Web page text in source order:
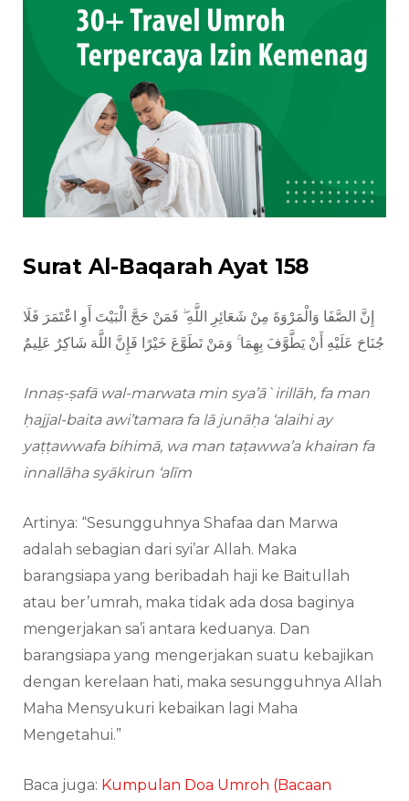
Surat Al-Baqarah Ayat 158
إِنَّ الصَّفَا وَالْمَرْوَةَ مِنْ شَعَائِرِ اللَّهِ ۖ فَمَنْ حَجَّ الْبَيْتَ أَوِ اعْتَمَرَ فَلَا
جُنَاحَ عَلَيْهِ أَنْ يَطَّوَّفَ بِهِمَا ۚ وَمَنْ تَطَوَّعَ خَيْرًا فَإِنَّ اللَّهَ شَاكِرٌ عَلِيمٌ
Innaṣ-ṣafā wal-marwata min sya’ā`irillāh, fa man
ḥajjal-baita awi’tamara fa lā junāḥa ‘alaihi ay
yaṭṭawwafa bihimā, wa man taṭawwa’a khairan fa
innallāha syākirun ‘alīm
Artinya: “Sesungguhnya Shafaa dan Marwa
adalah sebagian dari syi’ar Allah. Maka
barangsiapa yang beribadah haji ke Baitullah
atau ber’umrah, maka tidak ada dosa baginya
mengerjakan sa’i antara keduanya. Dan
barangsiapa yang mengerjakan suatu kebajikan
dengan kerelaan hati, maka sesungguhnya Allah
Maha Mensyukuri kebaikan lagi Maha
Mengetahui.”
Baca juga: Kumpulan Doa Umroh (Bacaan